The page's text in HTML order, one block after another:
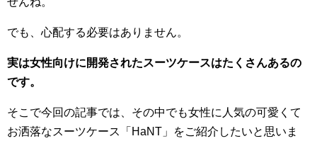
でも、心配する必要はありません。
実は女性向けに開発されたスーツケースはたくさんあるの
です。
そこで今回の記事では、その中でも女性に人気の可愛くて
お洒落なスーツケース「HaNT」をご紹介したいと思いま